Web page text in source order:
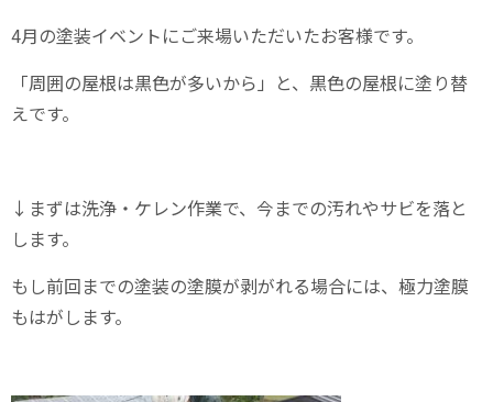
4月の塗装イベントにご来場いただいたお客様です。
「周囲の屋根は黒色が多いから」と、黒色の屋根に塗り替
えです。
↓まずは洗浄・ケレン作業で、今までの汚れやサビを落と
します。
もし前回までの塗装の塗膜が剥がれる場合には、極力塗膜
もはがします。